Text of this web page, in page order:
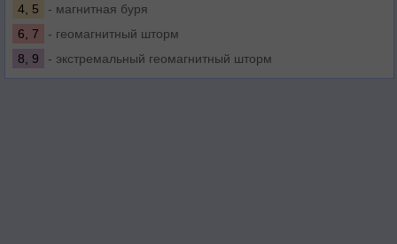
4, 5
- магнитная буря
6, 7
- геомагнитный шторм
8, 9
- экстремальный геомагнитный шторм